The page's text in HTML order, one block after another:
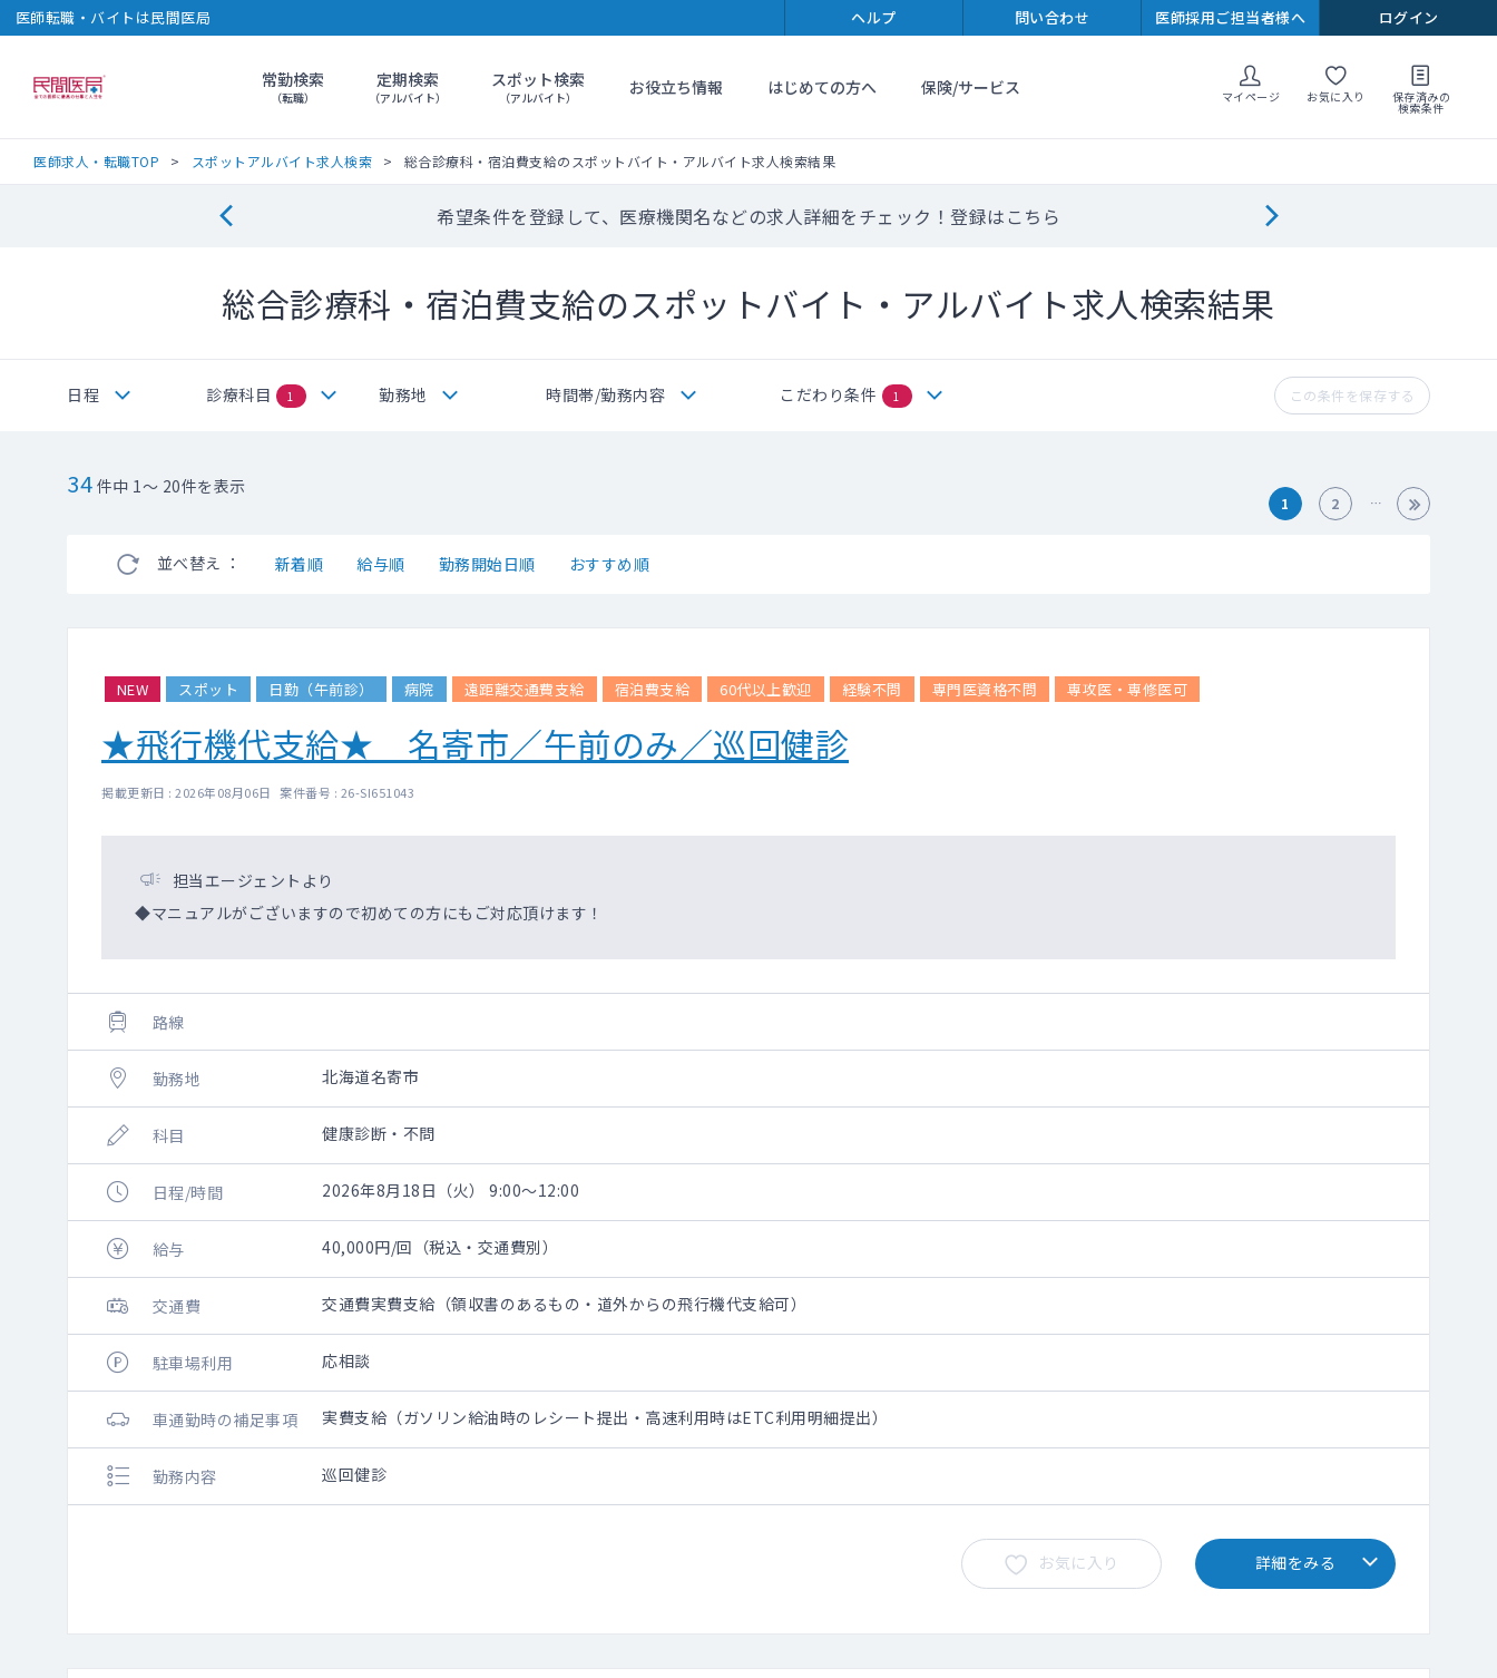
医師転職・バイトは民間医局 ヘルプ 問い合わせ 医師採用ご担当者様へ ログイン
民間医局常勤検索
（転職）
定期検索
（アルバイト）
スポット検索
（アルバイト） お役立ち情報 はじめての方へ 保険/サービス マイページ お気に入り 保存済みの
検索条件
医師求人・転職TOP スポットアルバイト求人検索 総合診療科・宿泊費支給のスポットバイト・アルバイト求人検索結果
希望条件を登録して、医療機関名などの求人詳細をチェック！登録はこちら
総合診療科・宿泊費支給のスポットバイト・アルバイト求人検索結果
日程 診療科目 1 勤務地 時間帯/勤務内容 こだわり条件 1 この条件を保存する
34 件中 1～ 20件を表示
並べ替え ： 新着順 給与順 勤務開始日順 おすすめ順
1 2
NEW スポット 日勤（午前診） 病院 遠距離交通費支給 宿泊費支給 60代以上歓迎 経験不問 専門医資格不問 専攻医・専修医可
★飛行機代支給★ 名寄市／午前のみ／巡回健診
掲載更新日 : 2026年08月06日 案件番号 : 26-SI651043
担当エージェントより
◆マニュアルがございますので初めての方にもご対応頂けます！
路線
勤務地 北海道名寄市
科目 健康診断・不問
日程/時間 2026年8月18日（火） 9:00～12:00
給与 40,000円/回（税込・交通費別）
交通費 交通費実費支給（領収書のあるもの・道外からの飛行機代支給可）
駐車場利用 応相談
車通勤時の補足事項 実費支給（ガソリン給油時のレシート提出・高速利用時はETC利用明細提出）
勤務内容 巡回健診
お気に入り 詳細をみる